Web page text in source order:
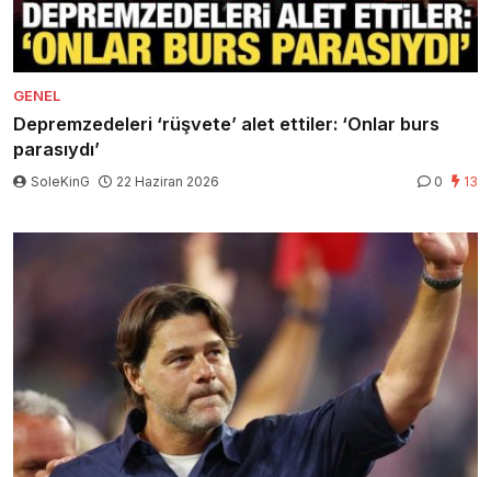
GENEL
Depremzedeleri ‘rüşvete’ alet ettiler: ‘Onlar burs
parasıydı’
SoleKinG 22 Haziran 2026 0 13